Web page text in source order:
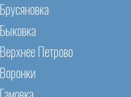
Брусяновка
Быковка
Верхнее Петрово
Воронки